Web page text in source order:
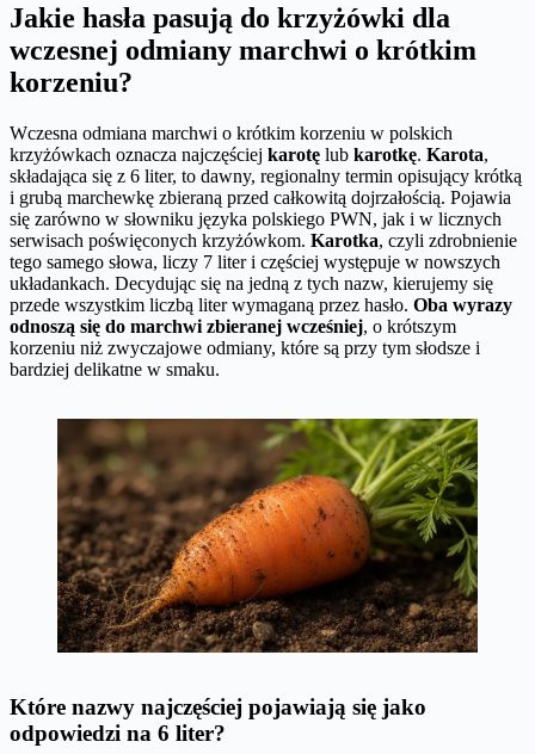
Jakie hasła pasują do krzyżówki dla
wczesnej odmiany marchwi o krótkim
korzeniu?
Wczesna odmiana marchwi o krótkim korzeniu w polskich
krzyżówkach oznacza najczęściej karotę lub karotkę. Karota,
składająca się z 6 liter, to dawny, regionalny termin opisujący krótką
i grubą marchewkę zbieraną przed całkowitą dojrzałością. Pojawia
się zarówno w słowniku języka polskiego PWN, jak i w licznych
serwisach poświęconych krzyżówkom. Karotka, czyli zdrobnienie
tego samego słowa, liczy 7 liter i częściej występuje w nowszych
układankach. Decydując się na jedną z tych nazw, kierujemy się
przede wszystkim liczbą liter wymaganą przez hasło. Oba wyrazy
odnoszą się do marchwi zbieranej wcześniej, o krótszym
korzeniu niż zwyczajowe odmiany, które są przy tym słodsze i
bardziej delikatne w smaku.
Które nazwy najczęściej pojawiają się jako
odpowiedzi na 6 liter?